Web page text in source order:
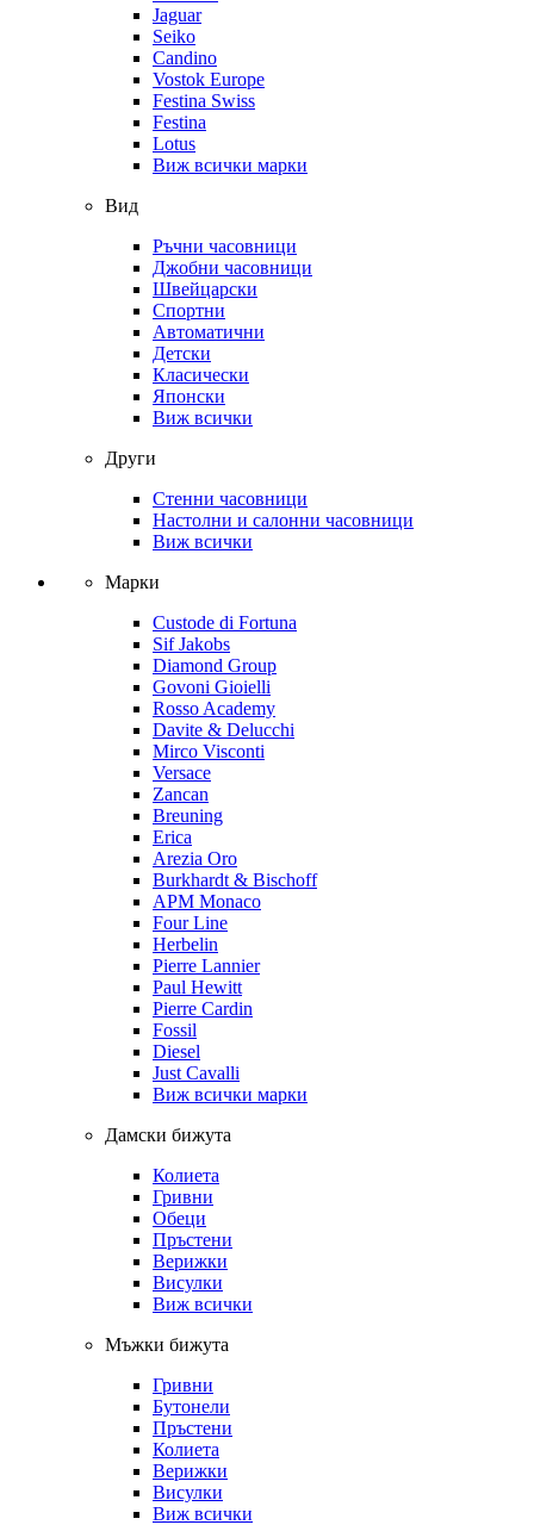
Jaguar
Seiko
Candino
Vostok Europe
Festina Swiss
Festina
Lotus
Виж всички марки
Вид
Ръчни часовници
Джобни часовници
Швейцарски
Спортни
Автоматични
Детски
Класически
Японски
Виж всички
Други
Стенни часовници
Настолни и салонни часовници
Виж всички
Марки
Custode di Fortuna
Sif Jakobs
Diamond Group
Govoni Gioielli
Rosso Academy
Davite & Delucchi
Mirco Visconti
Versace
Zancan
Breuning
Erica
Arezia Oro
Burkhardt & Bischoff
APM Monaco
Four Line
Herbelin
Pierre Lannier
Paul Hewitt
Pierre Cardin
Fossil
Diesel
Just Cavalli
Виж всички марки
Дамски бижута
Колиета
Гривни
Обеци
Пръстени
Верижки
Висулки
Виж всички
Мъжки бижута
Гривни
Бутонели
Пръстени
Колиета
Верижки
Висулки
Виж всички